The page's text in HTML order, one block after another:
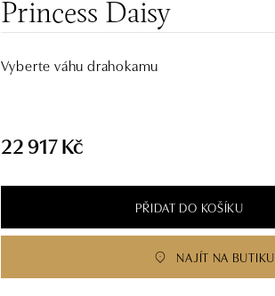
Princess Daisy
Vyberte váhu drahokamu
22 917 Kč
PŘIDAT DO KOŠÍKU
NAJÍT NA BUTIKU